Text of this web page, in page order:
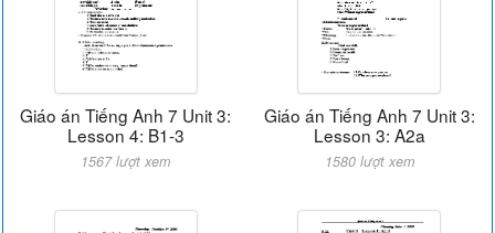
Giáo án Tiếng Anh 7 Unit 3:
Lesson 4: B1-3
1567 lượt xem
Giáo án Tiếng Anh 7 Unit 3:
Lesson 3: A2a
1580 lượt xem